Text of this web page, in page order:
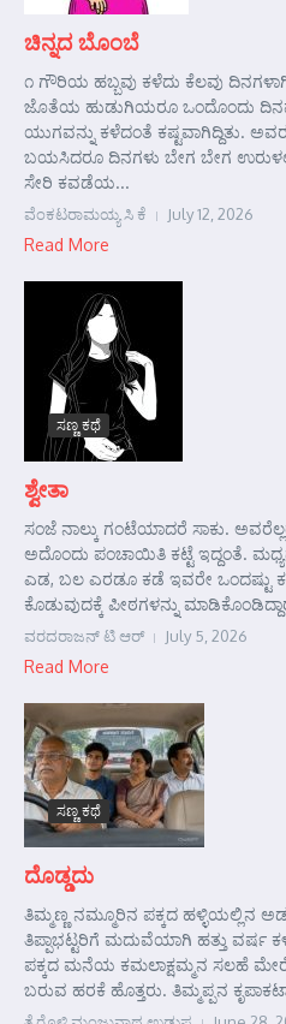
ಚಿನ್ನದ ಬೊಂಬೆ
೧ ಗೌರಿಯ ಹಬ್ಬವು ಕಳೆದು ಕೆಲವು
ಜೊತೆಯ ಹುಡುಗಿಯರೂ ಒಂದೊಂದು
ಯುಗವನ್ನು ಕಳೆದಂತೆ ಕಷ್ಟವಾಗಿದ್ದಿತು.
ಬಯಸಿದರೂ ದಿನಗಳು ಬೇಗ ಬೇಗ
ಸೇರಿ ಕವಡೆಯ...
ವೆಂಕಟರಾಮಯ್ಯ ಸಿ ಕೆ July 12, 2026
Read More
ಸಣ್ಣ ಕಥೆ
ಶ್ವೇತಾ
ಸಂಜೆ ನಾಲ್ಕು ಗಂಟೆಯಾದರೆ ಸಾಕು.
ಅದೊಂದು ಪಂಚಾಯಿತಿ ಕಟ್ಟೆ ಇದ್ದಂತೆ.
ಎಡ, ಬಲ ಎರಡೂ ಕಡೆ ಇವರೇ ಒಂದಷ್ಟು
ಕೊಡುವುದಕ್ಕೆ ಪೀಠಗಳನ್ನು
ವರದರಾಜನ್ ಟಿ ಆರ್ July 5, 2026
Read More
ಸಣ್ಣ ಕಥೆ
ದೊಡ್ಡದು
ತಿಮ್ಮಣ್ಣ ನಮ್ಮೂರಿನ ಪಕ್ಕದ ಹಳ್ಳಿಯಲ್ಲಿನ
ತಿಪ್ಪಾಭಟ್ಟರಿಗೆ ಮದುವೆಯಾಗಿ ಹತ್ತು ವರ್ಷ
ಪಕ್ಕದ ಮನೆಯ ಕಮಲಾಕ್ಷಮ್ಮನ ಸಲಹೆ
ಬರುವ ಹರಕೆ ಹೊತ್ತರು. ತಿಮ್ಮಪ್ಪನ